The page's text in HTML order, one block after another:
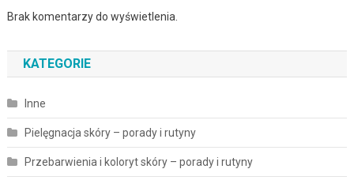
Brak komentarzy do wyświetlenia.
KATEGORIE
Inne
Pielęgnacja skóry – porady i rutyny
Przebarwienia i koloryt skóry – porady i rutyny